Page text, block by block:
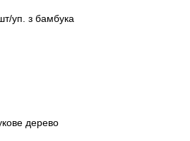
уп. з бамбука
дерево